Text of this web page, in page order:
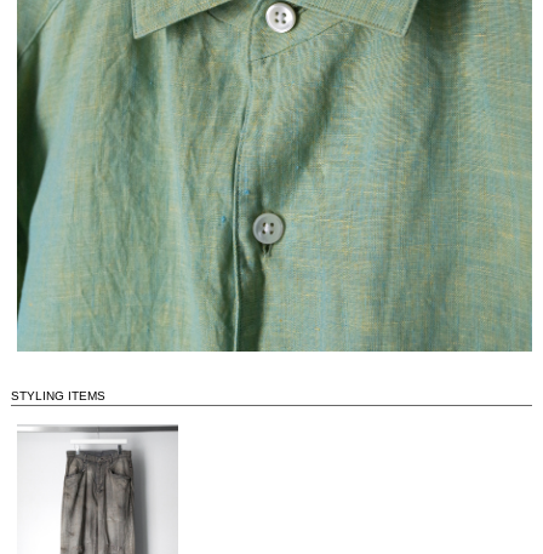
STYLING ITEMS